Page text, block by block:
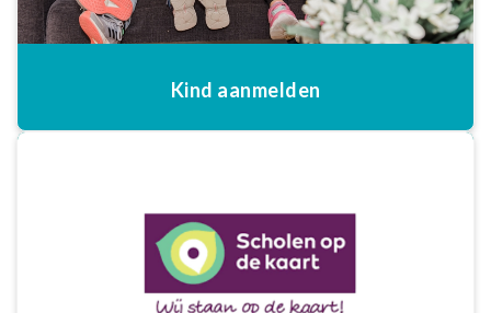
Kind aanmelden